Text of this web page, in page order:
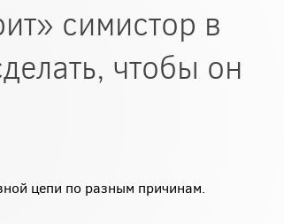
симистор в
чтобы он
цепи по разным причинам.